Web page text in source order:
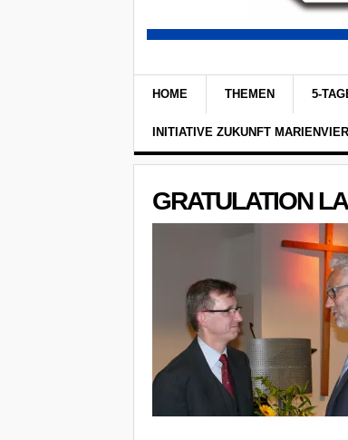
HOME THEMEN 5-
INITIATIVE ZUKUNFT
GRATULATION